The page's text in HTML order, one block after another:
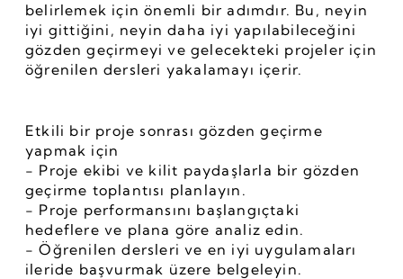
belirlemek için önemli bir adımdır. Bu, neyin
iyi gittiğini, neyin daha iyi yapılabileceğini
gözden geçirmeyi ve gelecekteki projeler için
öğrenilen dersleri yakalamayı içerir.
Etkili bir proje sonrası gözden geçirme
yapmak için
- Proje ekibi ve kilit paydaşlarla bir gözden
geçirme toplantısı planlayın.
- Proje performansını başlangıçtaki
hedeflere ve plana göre analiz edin.
- Öğrenilen dersleri ve en iyi uygulamaları
ileride başvurmak üzere belgeleyin.